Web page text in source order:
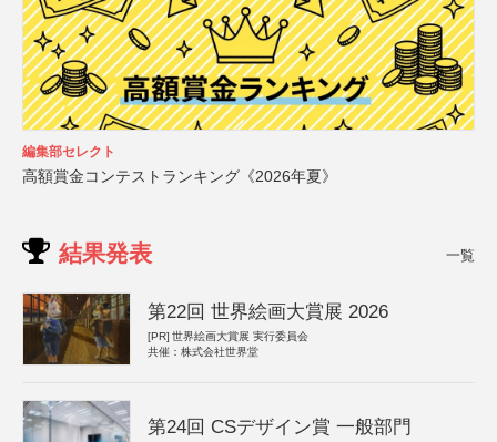
編集部セレクト
高額賞金コンテストランキング《2026年夏》
結果発表 一覧
第22回 世界絵画大賞展 2026
[PR] 世界絵画大賞展 実行委員会
共催：株式会社世界堂
第24回 CSデザイン賞 一般部門